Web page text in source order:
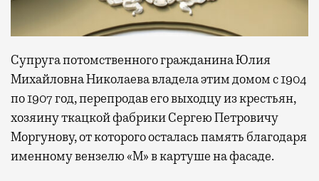
Супруга потомственного гражданина Юлия
Михайловна Николаева владела этим домом с 1904
по 1907 год, перепродав его выходцу из крестьян,
хозяину ткацкой фабрики Сергею Петровичу
Моргунову, от которого осталась память благодаря
именному вензелю «М» в картуше на фасаде.